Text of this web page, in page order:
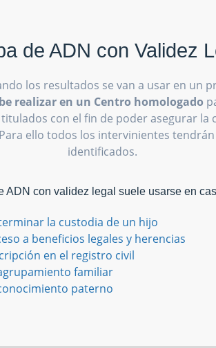
de ADN con Validez
los resultados se van a usar en un
realizar en un Centro homologado
con el fin de poder asegurar la
ello todos los intervinientes
identificados.
ADN con validez legal suele usarse en
la custodia de un hijo
a beneficios legales y herencias
en el registro civil
familiar
paterno